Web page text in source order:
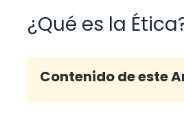
¿Qué es la
Contenido de este